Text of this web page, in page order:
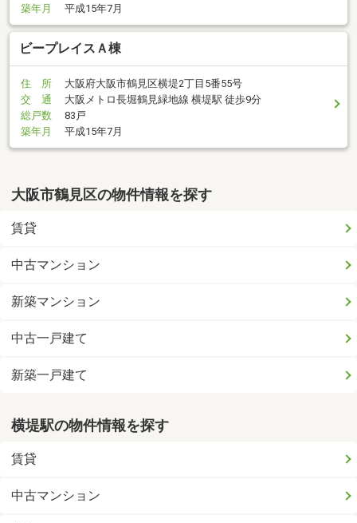
築年月
平成15年7月
ビープレイスＡ棟
住 所
大阪府大阪市鶴見区横堤2丁目5番55号
交 通
大阪メトロ長堀鶴見緑地線 横堤駅 徒歩9分
総戸数
83戸
築年月
平成15年7月
大阪市鶴見区の物件情報を探す
賃貸
中古マンション
新築マンション
中古一戸建て
新築一戸建て
横堤駅の物件情報を探す
賃貸
中古マンション